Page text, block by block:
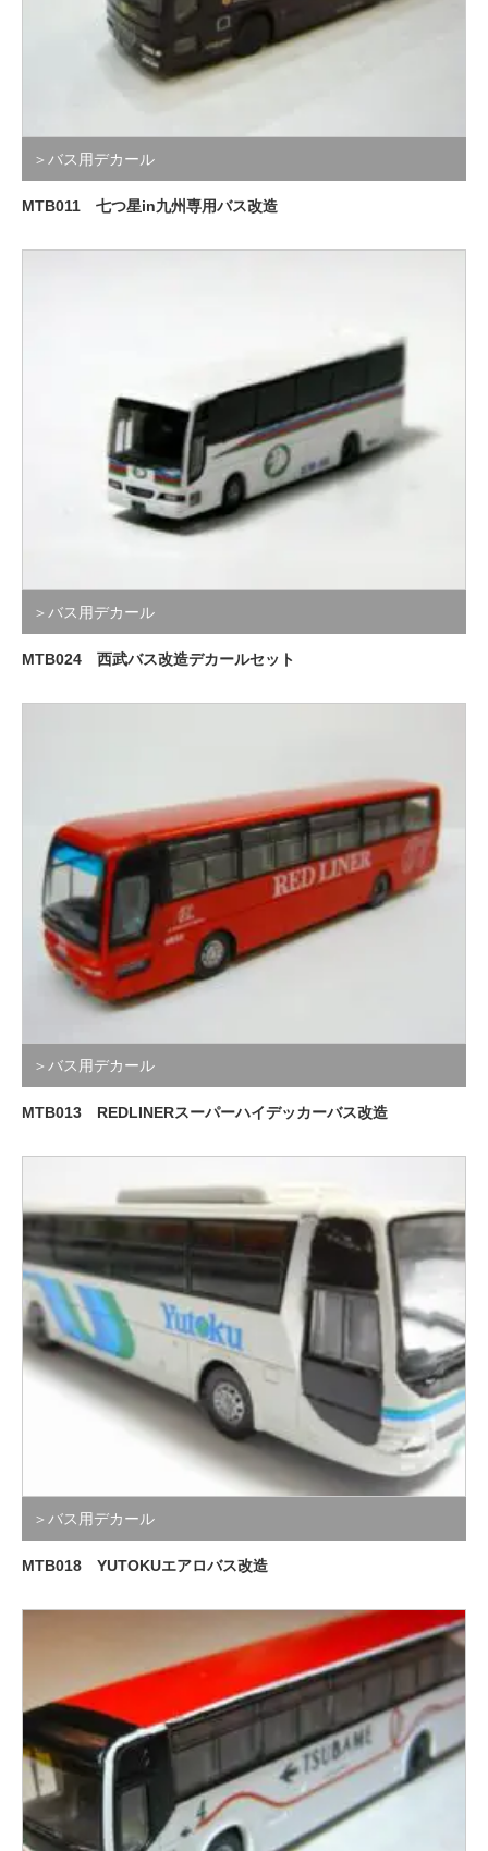
＞バス用デカール
MTB011 七つ星in九州専用バス改造
＞バス用デカール
MTB024 西武バス改造デカールセット
＞バス用デカール
MTB013 REDLINERスーパーハイデッカーバス改造
＞バス用デカール
MTB018 YUTOKUエアロバス改造